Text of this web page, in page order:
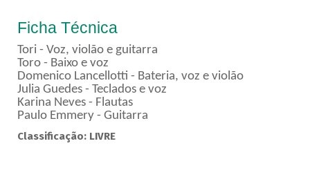
Ficha Técnica
Tori - Voz, violão e guitarra
Toro - Baixo e voz
Domenico Lancellotti - Bateria, voz e violão
Julia Guedes - Teclados e voz
Karina Neves - Flautas
Paulo Emmery - Guitarra
Classificação: LIVRE